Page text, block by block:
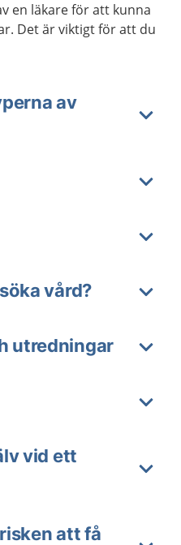
en läkare för att kunna
Det är viktigt för att du
av
vård?
utredningar
vid ett
att få